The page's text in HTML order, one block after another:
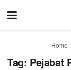
Home
Tag: Pejabat